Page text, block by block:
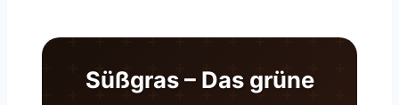
Süßgras – Das grüne